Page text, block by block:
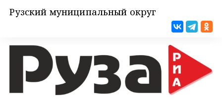
Рузский муниципальный округ